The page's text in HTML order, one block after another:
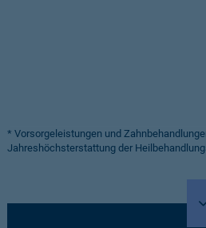
* Vorsorgeleistungen und
Jahreshöchsterstattung der